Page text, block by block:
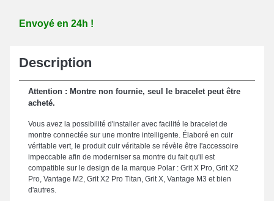
Envoyé en 24h !
Description
Attention : Montre non fournie, seul le bracelet peut être
acheté.
Vous avez la possibilité d'installer avec facilité le bracelet de
montre connectée sur une montre intelligente. Élaboré en cuir
véritable vert, le produit cuir véritable se révèle être l'accessoire
impeccable afin de moderniser sa montre du fait qu'il est
compatible sur le design de la marque Polar : Grit X Pro, Grit X2
Pro, Vantage M2, Grit X2 Pro Titan, Grit X, Vantage M3 et bien
d'autres.